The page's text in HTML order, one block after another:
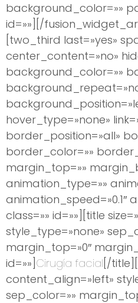
background_color=»»
id=»»][/
[two_third last=»yes»
center_content=»no»
background_color=»»
hover_type=»none»
border_position=»all»
border_color=»»
margin_top=»»
animation_type=»»
animation_speed=»0.1″
class=»» id=»»][title
style_type=»none»
margin_top=»0″
id=»»] Cirugía facial [/
content_align=»left»
sep_color=»»